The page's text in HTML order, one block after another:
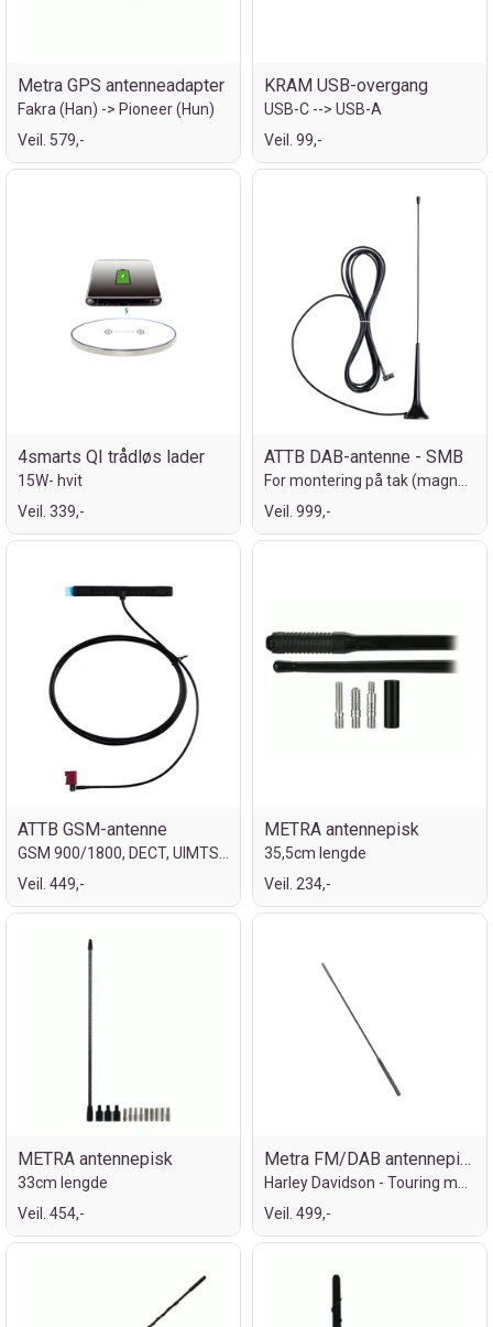
Metra GPS antenneadapter
Fakra (Han) -> Pioneer (Hun)
Veil. 579,-
KRAM USB-overgang
USB-C --> USB-A
Veil. 99,-
4smarts QI trådløs lader
15W- hvit
Veil. 339,-
ATTB DAB-antenne - SMB
For montering på tak (magnetfeste)
Veil. 999,-
ATTB GSM-antenne
Veil. 449,-
METRA antennepisk
35,5cm lengde
Veil. 234,-
METRA antennepisk
33cm lengde
Veil. 454,-
Metra FM/DAB antennepisk - Kort type
Veil. 499,-